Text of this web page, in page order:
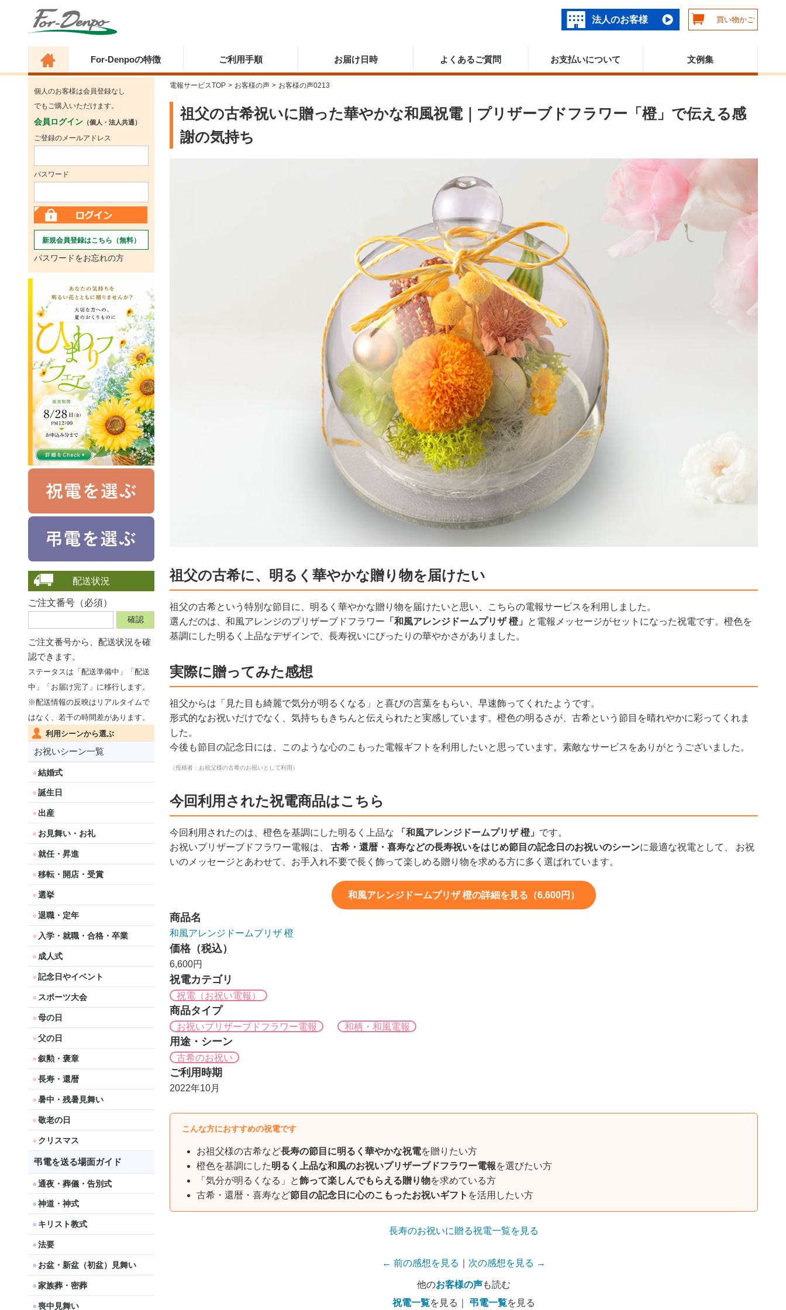
法人のお客様 買い物かご
For-Denpoの特徴 ご利用手順 お届け日時 よくあるご質問 お支払いについて 文例集
個人のお客様は会員登録なし
でもご購入いただけます。
会員ログイン （個人・法人共通）
ご登録のメールアドレス
パスワード
新規会員登録はこちら（無料）
パスワードをお忘れの方
配送状況
ご注文番号（必須）
ご注文番号から、 配送状況を確
認できます。
ステータスは「配送準備中」「配送
中」「お届け完了」に移行します。
※配送情報の反映はリアルタイムで
はなく、若干の時間差があります。
利用シーンから選ぶ
お祝いシーン一覧
結婚式
誕生日
出産
お見舞い・お礼
就任・昇進
移転・開店・受賞
選挙
退職・定年
入学・就職・合格・卒業
成人式
記念日やイベント
スポーツ大会
母の日
父の日
叙勲・褒章
長寿・還暦
暑中・残暑見舞い
敬老の日
クリスマス
弔電を送る場面ガイド
通夜・葬儀・告別式
神道・神式
キリスト教式
法要
お盆・新盆（初盆）見舞い
家族葬・密葬
喪中見舞い
電報サービスTOP > お客様の声 > お客様の声0213
祖父の古希祝いに贈った華やかな和風祝電｜プリザーブドフラワー「橙」で伝える感
謝の気持ち
祖父の古希に、明るく華やかな贈り物を届けたい
祖父の古希という特別な節目に、明るく華やかな贈り物を届けたいと思い、こちらの電報サービスを利用しました。
選んだのは、和風アレンジのプリザーブドフラワー 「和風アレンジドームプリザ 橙」
と電報メッセージがセットになった祝電です。橙色を
基調にした明るく上品なデザインで、長寿祝いにぴったりの華やかさがありました。
実際に贈ってみた感想
祖父からは「見た目も綺麗で気分が明るくなる」と喜びの言葉をもらい、早速飾ってくれたようです。
形式的なお祝いだけでなく、気持ちもきちんと伝えられたと実感しています。橙色の明るさが、古希という節目を晴れやかに彩ってくれま
した。
今後も節目の記念日には、このような心のこもった電報ギフトを利用したいと思っています。素敵なサービスをありがとうございました。
（投稿者：お祖父様の古希のお祝いとして利用）
今回利用された祝電商品はこちら
今回利用されたのは、橙色を基調にした明るく上品な 「和風アレンジドームプリザ 橙」 です。
お祝いプリザーブドフラワー電報は、 古希・還暦・喜寿などの長寿祝いをはじめ節目の記念日のお祝いのシーンに最適な祝電として、 お祝
いのメッセージとあわせて、お手入れ不要で長く飾って楽しめる贈り物を求める方に多く選ばれています。
和風アレンジドームプリザ 橙の詳細を見る（6,600円）
商品名
和風アレンジドームプリザ 橙
価格（税込）
6,600円
祝電カテゴリ
祝電（お祝い電報）
商品タイプ
お祝いプリザーブドフラワー電報 和柄・和風電報
用途・シーン
古希のお祝い
ご利用時期
2022年10月
こんな方におすすめの祝電です
お祖父様の古希など長寿の節目に明るく華やかな祝電を贈りたい方
橙色を基調にした明るく上品な和風のお祝いプリザーブドフラワー電報を選びたい方
「気分が明るくなる」と飾って楽しんでもらえる贈り物を求めている方
古希・還暦・喜寿など節目の記念日に心のこもったお祝いギフト を活用したい方
長寿のお祝いに贈る祝電一覧を見る
← 前の感想を見る 次の感想を見る →
他のお客様の声も読む
祝電一覧を見る｜ 弔電一覧を見る